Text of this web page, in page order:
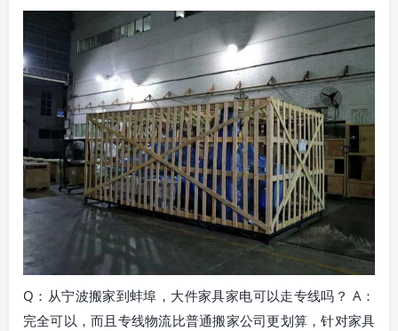
Q：从宁波搬家到蚌埠，大件家具家电可以走专线吗？ A：
完全可以，而且专线物流比普通搬家公司更划算，针对家具